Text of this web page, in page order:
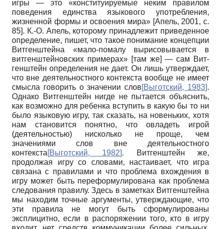
игры — это «конституируемые неким правилом
поведения единства языкового употребления,
жизненной формы и освоения мира» [Апель, 2001, с.
85]. К.-О. Апель, которому принадлежит приведенное
определение, пишет, что такое понимание концепции
Витгенштейна «мало-помалу вырисовывается в
витгенштейновских примерах» [там же] — сам Вит­
генштейн определения не дает. Он лишь утверждает,
что вне деятельностного контекста вообще не имеет
смысла говорить о значении слов[Выготский, 1983].
Однако Витген­штейн нигде не пытается объяснить,
как возможно для ребенка вступить в какую бы то ни
было языковую игру, так сказать, на новеньких, хотя
нам становится понятно, что овладеть игрой
(деятельностью) нисколько не проще, чем
значениями слов вне деятельностного
контекста[Выготский, 1982]. Витгенштейн же,
продолжая игру со словами, настаивает, что игра
связана с правилами и что проблема вхождения в
игру может быть переформулирована как проблема
следования правилу. Здесь в заметках Витгенштейна
мы находим точные аргументы, утверждающие, что
эти правила не могут быть сформулированы
эксплицитно, если в распоряжении того, кто в игру